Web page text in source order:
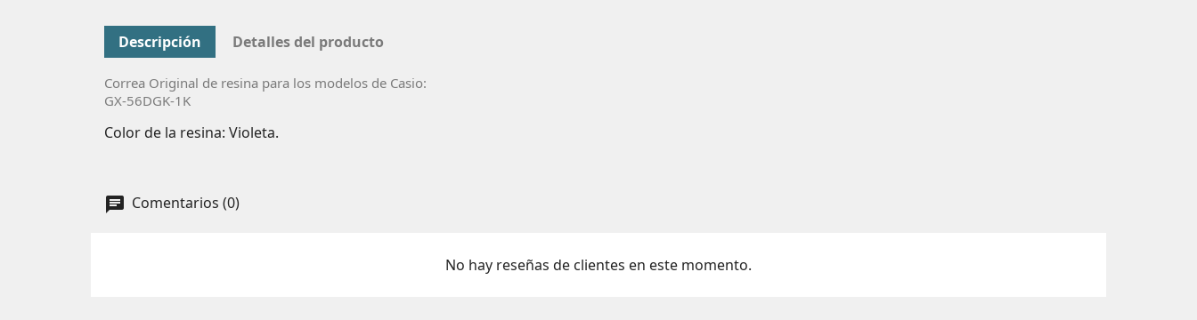
Descripción Detalles del producto
Correa Original de resina para los modelos de Casio:
GX-56DGK-1K
Color de la resina: Violeta.
Comentarios (0)
No hay reseñas de clientes en este momento.